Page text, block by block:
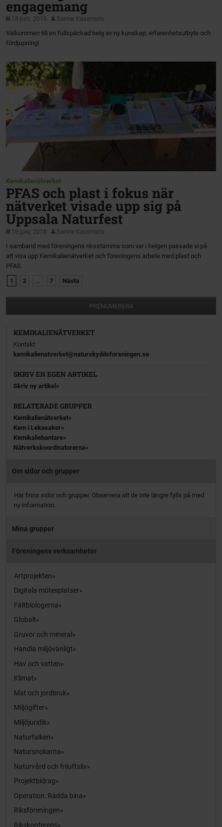
engagemang
18 juni, 2018
Sanne Kasemets
Välkommen till en fullspäckad helg av ny kunskap, erfarenhetsutbyte och
fördjupning!
Kemikalienätverket
PFAS och plast i fokus när
nätverket visade upp sig på
Uppsala Naturfest
18 juni, 2018
Sanne Kasemets
I samband med föreningens riksstämma som var i helgen passade vi på
att visa upp Kemikalienätverket och föreningens arbete med plast och
PFAS.
1
2 7 Nästa
PRENUMERERA
KEMIKALIENÄTVERKET
Kontakt:
kemikalienatverket@naturskyddsforeningen.se
SKRIV EN EGEN ARTIKEL
Skriv ny artikel
RELATERADE GRUPPER
Kemikalienätverket
Kem i Lekasaker
Kemikaliebantare
Nätverkskoordinatorerna
Om sidor och grupper
Här finns sidor och grupper. Observera att de inte längre fylls på med
ny information.
Mina grupper
Föreningens verksamheter
Artprojekten
Digitala mötesplatser
Fältbiologerna
Globalt
Gruvor och mineral
Handla miljövänligt
Hav och vatten
Klimat
Mat och jordbruk
Miljögifter
Miljöjuridik
Naturfalken
Natursnokarna
Naturvård och friluftsliv
Projektbidrag
Operation: Rädda bina
Riksföreningen
Rikskonferens